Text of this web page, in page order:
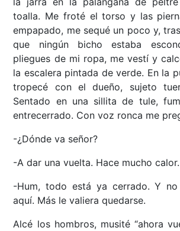
toalla. Me froté el torso y las
empapado, me sequé un poco y,
que ningún bicho estaba
pliegues de mi ropa, me vestí y
la escalera pintada de verde. En la
tropecé con el dueño, sujeto
Sentado en una sillita de tule,
entrecerrado. Con voz ronca me
-¿Dónde va señor?
-A dar una vuelta. Hace mucho calor.
-Hum, todo está ya cerrado. Y no
aquí. Más le valiera quedarse.
Alcé los hombros, musité “ahora